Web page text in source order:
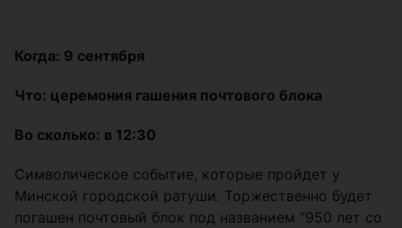
Когда: 9 сентября
Что: церемония гашения почтового блока
Во сколько: в 12:30
Символическое событие, которые пройдет у
Минской городской ратуши. Торжественно будет
погашен почтовый блок под названием “950 лет со